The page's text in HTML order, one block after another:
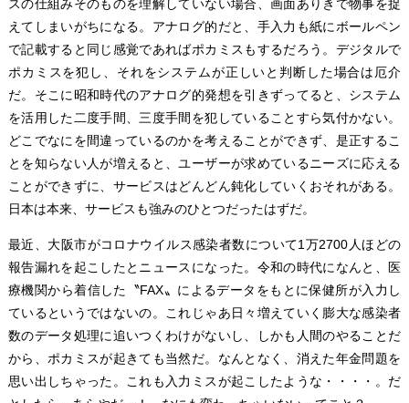
スの仕組みそのものを理解していない場合、画面ありきで物事を捉
えてしまいがちになる。アナログ的だと、手入力も紙にボールペン
で記載すると同じ感覚であればポカミスもするだろう。デジタルで
ポカミスを犯し、それをシステムが正しいと判断した場合は厄介
だ。そこに昭和時代のアナログ的発想を引きずってると、システム
を活用した二度手間、三度手間を犯していることすら気付かない。
どこでなにを間違っているのかを考えることができず、是正するこ
とを知らない人が増えると、ユーザーが求めているニーズに応える
ことができずに、サービスはどんどん鈍化していくおそれがある。
日本は本来、サービスも強みのひとつだったはずだ。
最近、大阪市がコロナウイルス感染者数について1万2700人ほどの
報告漏れを起こしたとニュースになった。令和の時代になんと、医
療機関から着信した〝FAX〟によるデータをもとに保健所が入力し
ているというではないの。これじゃあ日々増えていく膨大な感染者
数のデータ処理に追いつくわけがないし、しかも人間のやることだ
から、ポカミスが起きても当然だ。なんとなく、消えた年金問題を
思い出しちゃった。これも入力ミスが起こしたような・・・・。だ